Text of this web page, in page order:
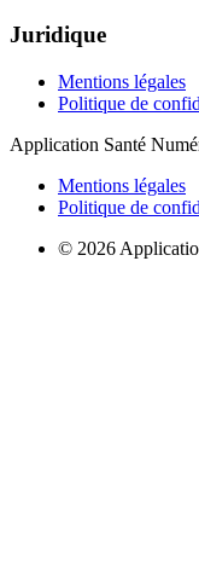
Juridique
Mentions légales
Politique de
Application Santé
Mentions légales
Politique de
© 2026